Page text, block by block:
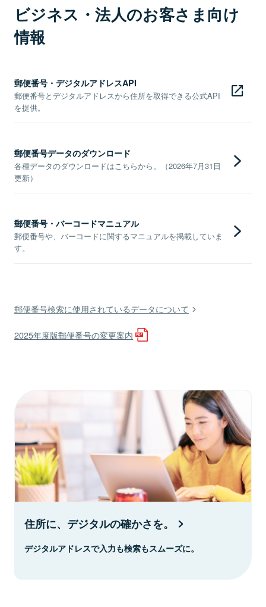
ビジネス・法人のお客さま向け
情報
郵便番号・デジタルアドレスAPI
郵便番号とデジタルアドレスから住所を取得できる公式API
を提供。
郵便番号データのダウンロード
各種データのダウンロードはこちらから。（2026年7月31日
更新）
郵便番号・バーコードマニュアル
郵便番号や、バーコードに関するマニュアルを掲載していま
す。
郵便番号検索に使用されているデータについて
2025年度版郵便番号の変更案内
住所に、デジタルの確かさを。
デジタルアドレスで入力も検索もスムーズに。